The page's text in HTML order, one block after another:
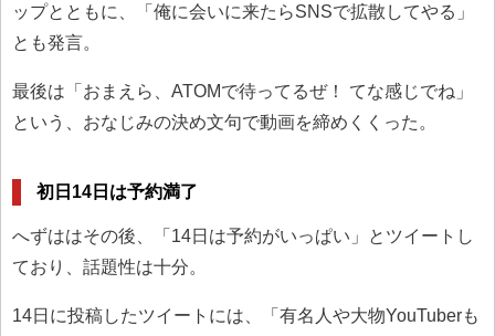
ップとともに、「俺に会いに来たらSNSで拡散してやる」
とも発言。
最後は「おまえら、ATOMで待ってるぜ！ てな感じでね」
という、おなじみの決め文句で動画を締めくくった。
初日14日は予約満了
へずははその後、「14日は予約がいっぱい」とツイートし
ており、話題性は十分。
14日に投稿したツイートには、「有名人や大物YouTuberも